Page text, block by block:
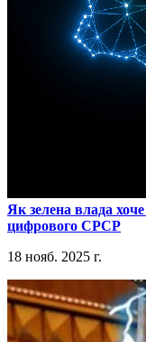
​Як зелена влада
цифрового СРСР
18 нояб. 2025 г.